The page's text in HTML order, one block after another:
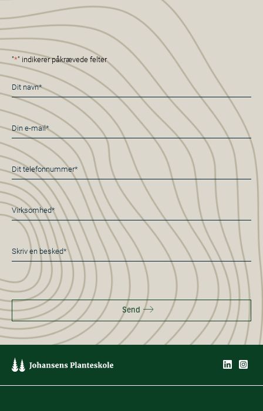
"*" indikerer påkrævede felter
Navn
*
E-
mail
*
Telefon
*
Virksomhed
*
Besked
*
Send